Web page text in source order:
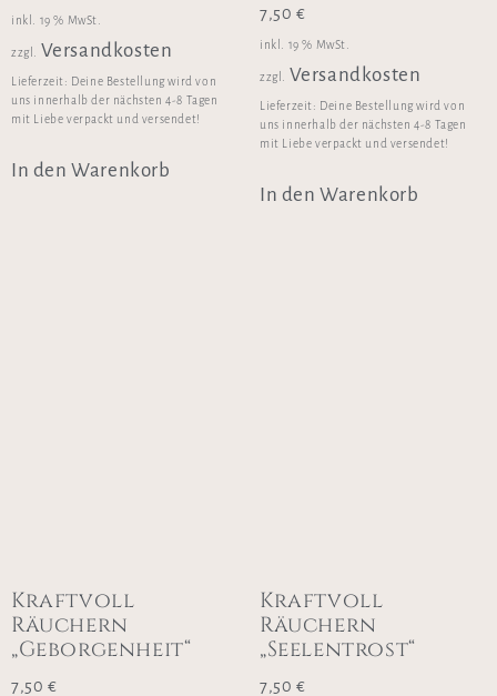
inkl. 19 % MwSt.
zzgl. Versandkosten
Lieferzeit: Deine Bestellung wird von
uns innerhalb der nächsten 4-8 Tagen
mit Liebe verpackt und versendet!
In den Warenkorb
7,50 €
inkl. 19 % MwSt.
zzgl. Versandkosten
Lieferzeit: Deine Bestellung wird von
uns innerhalb der nächsten 4-8 Tagen
mit Liebe verpackt und versendet!
In den Warenkorb
Kraftvoll
Räuchern
„Geborgenheit“
7,50 €
Kraftvoll
Räuchern
„Seelentrost“
7,50 €